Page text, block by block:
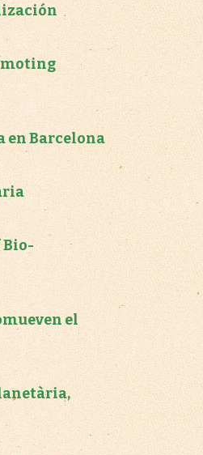
en Barcelona
Bio-
el